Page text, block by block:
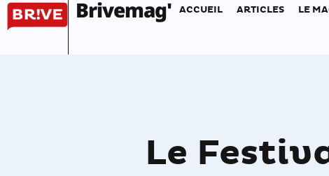
Brivemag' ACCUEIL ARTICLES LE
Le